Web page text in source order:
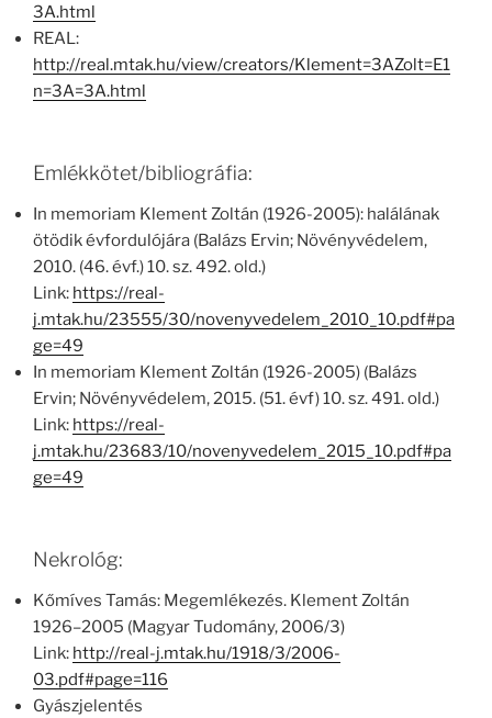
3A.html
REAL:
http://real.mtak.hu/view/creators/Klement=3AZolt=E1
n=3A=3A.html
Emlékkötet/bibliográfia:
In memoriam Klement Zoltán (1926-2005): halálának
ötödik évfordulójára (Balázs Ervin; Növényvédelem,
2010. (46. évf.) 10. sz. 492. old.)
Link: https://real-
j.mtak.hu/23555/30/novenyvedelem_2010_10.pdf#pa
ge=49
In memoriam Klement Zoltán (1926-2005) (Balázs
Ervin; Növényvédelem, 2015. (51. évf) 10. sz. 491. old.)
Link: https://real-
j.mtak.hu/23683/10/novenyvedelem_2015_10.pdf#pa
ge=49
Nekrológ:
Kőmíves Tamás: Megemlékezés. Klement Zoltán
1926–2005 (Magyar Tudomány, 2006/3)
Link: http://real-j.mtak.hu/1918/3/2006-
03.pdf#page=116
Gyászjelentés